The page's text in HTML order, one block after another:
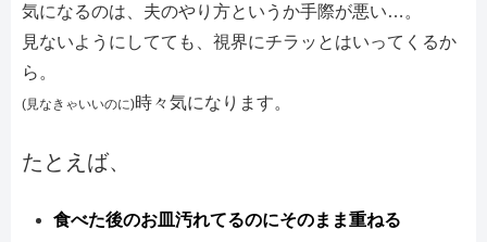
気になるのは、夫のやり方というか手際が悪い…。
見ないようにしてても、視界にチラッとはいってくるか
ら。
(見なきゃいいのに)時々気になります。
たとえば、
食べた後のお皿汚れてるのにそのまま重ねる